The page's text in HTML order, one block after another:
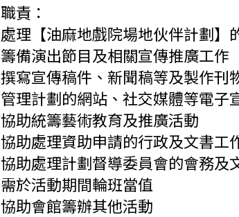
職責：
處理【油麻地戲院場地伙伴計劃】
籌備演出節目及相關宣傳推廣工作
撰寫宣傳稿件、新聞稿等及製作刊
管理計劃的網站、社交媒體等電子
協助統籌藝術教育及推廣活動
協助處理資助申請的行政及文書工
協助處理計劃督導委員會的會務及
需於活動期間輪班當值
協助會館籌辦其他活動